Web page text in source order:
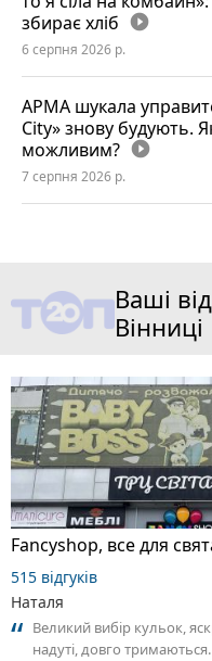
збирає хліб play_circle_filled
6 серпня 2026 р.
АРМА шукала
City» знову будують.
можливим? play_circle_filled
7 серпня 2026 р.
Ваші
Вінниці
515 відгуків
Наталя
Великий вибір кульок,
надуті, довго